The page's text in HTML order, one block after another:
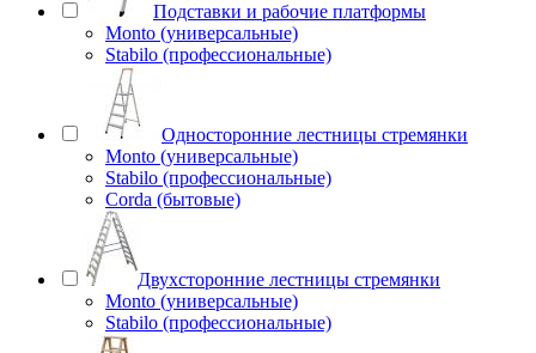
Подставки и рабочие платформы
Monto (универсальные)
Stabilo (профессиональные)
Односторонние лестницы стремянки
Monto (универсальные)
Stabilo (профессиональные)
Corda (бытовые)
Двухсторонние лестницы стремянки
Monto (универсальные)
Stabilo (профессиональные)